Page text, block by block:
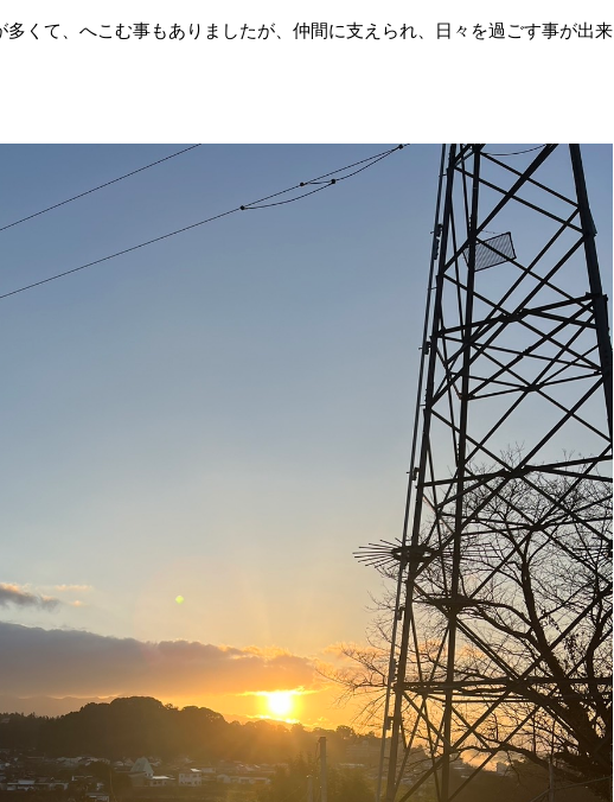
多くて、へこむ事もありましたが、仲間に支えられ、日々を過ごす事が出来